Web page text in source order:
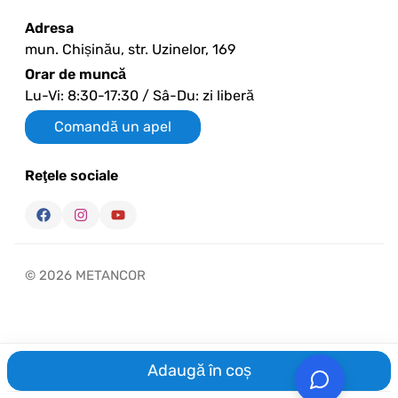
Adaugă în coș
Adresa
mun. Chișinău, str. Uzinelor, 169
Orar de muncă
Lu-Vi: 8:30-17:30 / Sâ-Du: zi liberă
Comandă un apel
Reţele sociale
© 2026 METANCOR